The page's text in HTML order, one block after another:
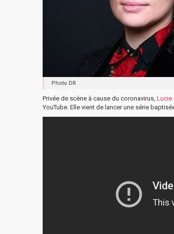
Photo DR
Privée de scène à cause du coronavirus, Lucie
YouTube. Elle vient de lancer une série